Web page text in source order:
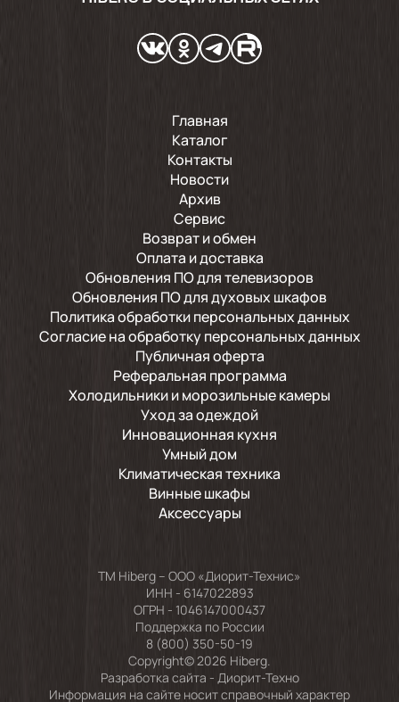
Главная
Каталог
Контакты
Новости
Архив
Сервис
Возврат и обмен
Оплата и доставка
Обновления ПО для телевизоров
Обновления ПО для духовых шкафов
Политика обработки персональных данных
Согласие на обработку персональных данных
Публичная оферта
Реферальная программа
Холодильники и морозильные камеры
Уход за одеждой
Инновационная кухня
Умный дом
Климатическая техника
Винные шкафы
Аксессуары
TM Hiberg – ООО «Диорит-Технис»
ИНН - 6147022893
ОГРН - 1046147000437
Поддержка по России
8 (800) 350-50-19
Copyright© 2026 Hiberg.
Разработка сайта - Диорит-Техно
Информация на сайте носит справочный характер